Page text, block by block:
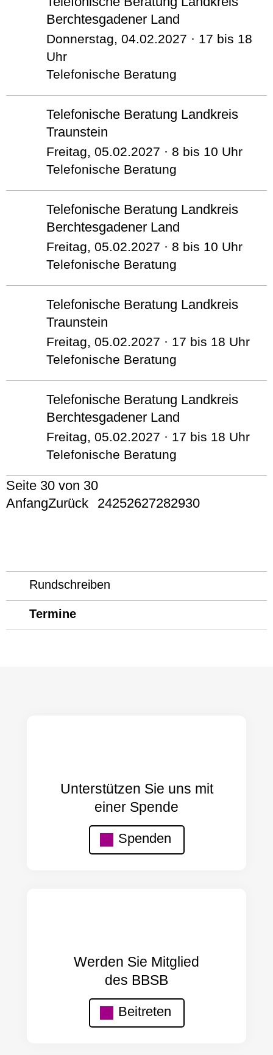
Berchtesgadener Land
Donnerstag, 04.02.2027 · 17 bis 18
Uhr
Telefonische Beratung
Telefonische Beratung Landkreis
Traunstein
Freitag, 05.02.2027 · 8 bis 10 Uhr
Telefonische Beratung
Telefonische Beratung Landkreis
Berchtesgadener Land
Freitag, 05.02.2027 · 8 bis 10 Uhr
Telefonische Beratung
Telefonische Beratung Landkreis
Traunstein
Freitag, 05.02.2027 · 17 bis 18 Uhr
Telefonische Beratung
Telefonische Beratung Landkreis
Berchtesgadener Land
Freitag, 05.02.2027 · 17 bis 18 Uhr
Telefonische Beratung
Seite 30 von 30
AnfangZurück 24252627282930
Rundschreiben
Termine
Unterstützen Sie uns mit
einer Spende
Spenden
Werden Sie Mitglied
des BBSB
Beitreten